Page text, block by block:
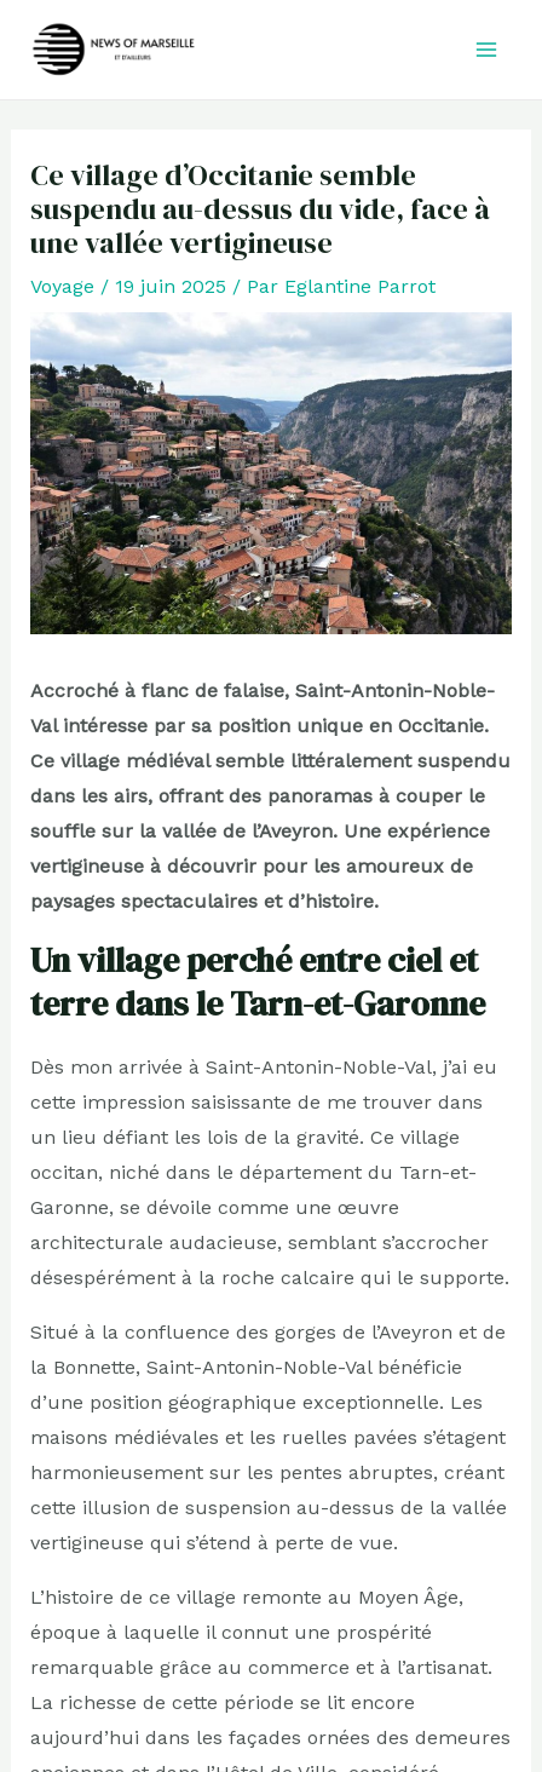
Ce village d’Occitanie semble
suspendu au-dessus du vide, face à
une vallée vertigineuse
Voyage / 19 juin 2025 / Par Eglantine Parrot
Accroché à flanc de falaise, Saint-Antonin-Noble-
Val intéresse par sa position unique en Occitanie.
Ce village médiéval semble littéralement suspendu
dans les airs, offrant des panoramas à couper le
souffle sur la vallée de l’Aveyron. Une expérience
vertigineuse à découvrir pour les amoureux de
paysages spectaculaires et d’histoire.
Un village perché entre ciel et
terre dans le Tarn-et-Garonne
Dès mon arrivée à Saint-Antonin-Noble-Val, j’ai eu
cette impression saisissante de me trouver dans
un lieu défiant les lois de la gravité. Ce village
occitan, niché dans le département du Tarn-et-
Garonne, se dévoile comme une œuvre
architecturale audacieuse, semblant s’accrocher
désespérément à la roche calcaire qui le supporte.
Situé à la confluence des gorges de l’Aveyron et de
la Bonnette, Saint-Antonin-Noble-Val bénéficie
d’une position géographique exceptionnelle. Les
maisons médiévales et les ruelles pavées s’étagent
harmonieusement sur les pentes abruptes, créant
cette illusion de suspension au-dessus de la vallée
vertigineuse qui s’étend à perte de vue.
L’histoire de ce village remonte au Moyen Âge,
époque à laquelle il connut une prospérité
remarquable grâce au commerce et à l’artisanat.
La richesse de cette période se lit encore
aujourd’hui dans les façades ornées des demeures